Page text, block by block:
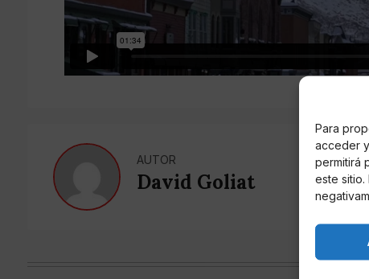
Para
acceder
permitirá
este
AUTOR
David Goliat